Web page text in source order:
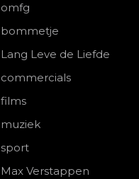
omfg
bommetje
Lang Leve de Liefde
commercials
films
muziek
sport
Max Verstappen